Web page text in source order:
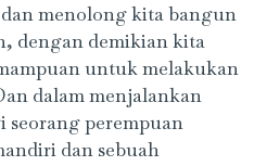
menolong kita bangun
dengan demikian kita
untuk melakukan
dalam menjalankan
seorang perempuan
dan sebuah